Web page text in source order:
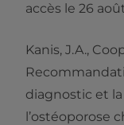
accès le 26
Kanis, J.A.,
diagnostic et
l’ostéoporose